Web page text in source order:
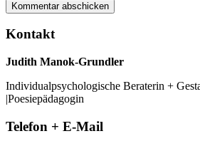
Kontakt
Judith Manok-Grundler
Individualpsychologische Beraterin +
|Poesiepädagogin
Telefon + E-Mail